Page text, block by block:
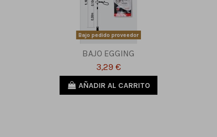
Bajo pedido proveedor
BAJO EGGING
3,29 €
AÑADIR AL CARRITO